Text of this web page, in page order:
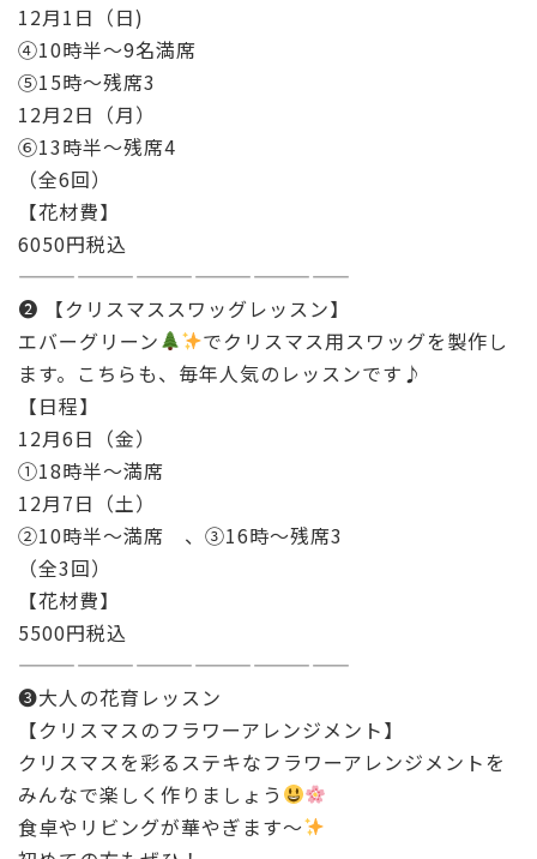
12月1日（日)
④10時半〜9名満席
⑤15時〜残席3
12月2日（月）
⑥13時半～残席4
（全6回）
【花材費】
6050円税込
—————————————————
❷ 【クリスマススワッグレッスン】
エバーグリーン
でクリスマス用スワッグを製作し
ます。こちらも、毎年人気のレッスンです♪
【日程】
12月6日（金）
①18時半〜満席
12月7日（土）
②10時半〜満席 、③16時〜残席3
（全3回）
【花材費】
5500円税込
—————————————————
❸大人の花育レッスン
【クリスマスのフラワーアレンジメント】
クリスマスを彩るステキなフラワーアレンジメントを
みんなで楽しく作りましょう
食卓やリビングが華やぎます〜